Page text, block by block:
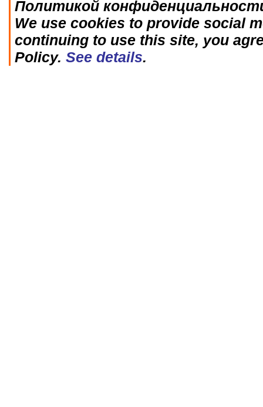
Политикой
We use cookies to provide social
continuing to use this site, you
Policy. See details.